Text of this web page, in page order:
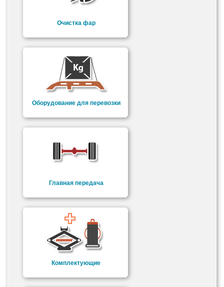
Очистка фар
Оборудование для перевозки
Главная передача
Комплектующие